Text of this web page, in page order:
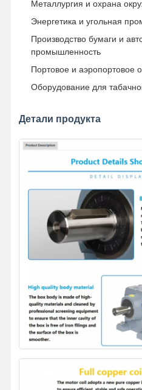
Аксессуары для кранов
Металлургия и охрана
Энергетика и угольная
Производство бумаги и
промышленность
Портовое и аэропортовое
Оборудование для
Детали продукта